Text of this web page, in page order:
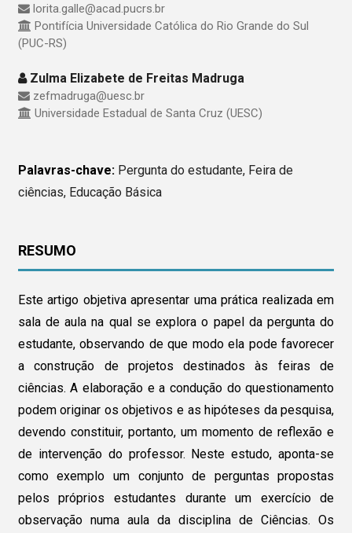
lorita.galle@acad.pucrs.br
Pontifícia Universidade Católica do Rio Grande do Sul
(PUC-RS)
Zulma Elizabete de Freitas Madruga
zefmadruga@uesc.br
Universidade Estadual de Santa Cruz (UESC)
Palavras-chave: Pergunta do estudante, Feira de
ciências, Educação Básica
RESUMO
Este artigo objetiva apresentar uma prática realizada em
sala de aula na qual se explora o papel da pergunta do
estudante, observando de que modo ela pode favorecer
a construção de projetos destinados às feiras de
ciências. A elaboração e a condução do questionamento
podem originar os objetivos e as hipóteses da pesquisa,
devendo constituir, portanto, um momento de reflexão e
de intervenção do professor. Neste estudo, aponta-se
como exemplo um conjunto de perguntas propostas
pelos próprios estudantes durante um exercício de
observação numa aula da disciplina de Ciências. Os